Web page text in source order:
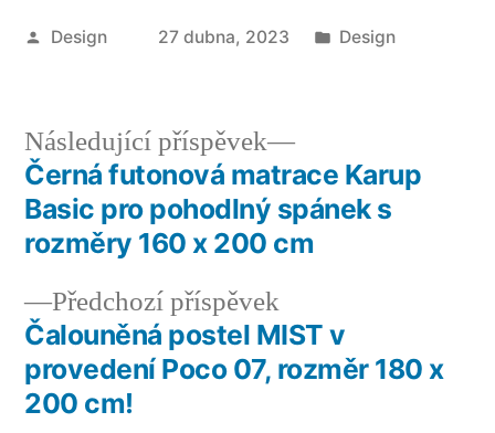
Autor
Design 27 dubna, 2023
Publikováno
Design
Navigace
pro
příspěvek
Předchozí příspěvekPředchozí
příspěvek:
Čalouněná postel MIST v
provedení Poco 07, rozměr 180 x
200 cm!
Následující příspěvek
Následující
příspěvek:
Černá futonová matrace Karup
Basic pro pohodlný spánek s
rozměry 160 x 200 cm